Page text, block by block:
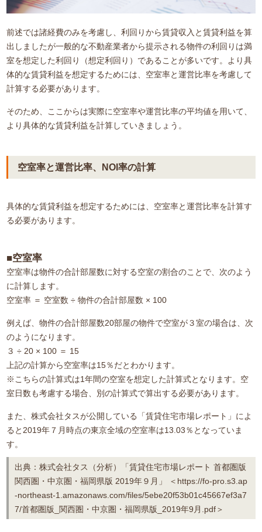
前述では諸経費のみを考慮し、利回りから賃貸収入と賃貸利益を算
出しましたが一般的な不動産業者から提示される物件の利回りは満
室を想定した利回り（想定利回り）であることが多いです。より具
体的な賃貸利益を想定するためには、空室率と運営比率を考慮して
計算する必要があります。
そのため、ここからは実際に空室率や運営比率の平均値を用いて、
より具体的な賃貸利益を計算していきましょう。
空室率と運営比率、NOI率の計算
具体的な賃貸利益を想定するためには、空室率と運営比率を計算す
る必要があります。
■空室率
空室率は物件の合計部屋数に対する空室の割合のことで、次のよう
に計算します。
空室率 ＝ 空室数 ÷ 物件の合計部屋数 × 100
例えば、物件の合計部屋数20部屋の物件で空室が３室の場合は、次
のようになります。
３ ÷ 20 × 100 ＝ 15
上記の計算から空室率は15％だとわかります。
※こちらの計算式は1年間の空室を想定した計算式となります。空
室日数も考慮する場合、別の計算式で算出する必要があります。
また、株式会社タスが公開している「賃貸住宅市場レポート」によ
ると2019年７月時点の東京全域の空室率は13.03％となっていま
す。
出典：株式会社タス（分析）「賃貸住宅市場レポート 首都圏版
関西圏・中京圏・福岡県版 2019年９月」 ＜https://fo-pro.s3.ap
-northeast-1.amazonaws.com/files/5ebe20f53b01c45667ef3a7
7/首都圏版_関西圏・中京圏・福岡県版_2019年9月.pdf＞